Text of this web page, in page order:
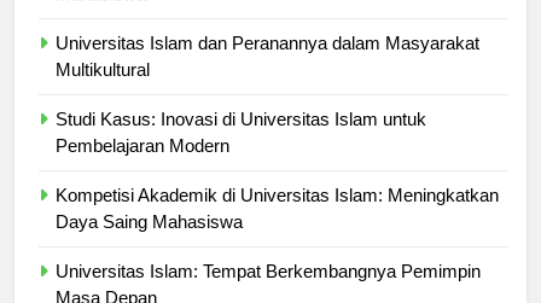
Universitas Islam dan Peranannya dalam Masyarakat
Studi Kasus: Inovasi di Universitas Islam untuk
Kompetisi Akademik di Universitas Islam: Meningkatkan
Universitas Islam: Tempat Berkembangnya Pemimpin